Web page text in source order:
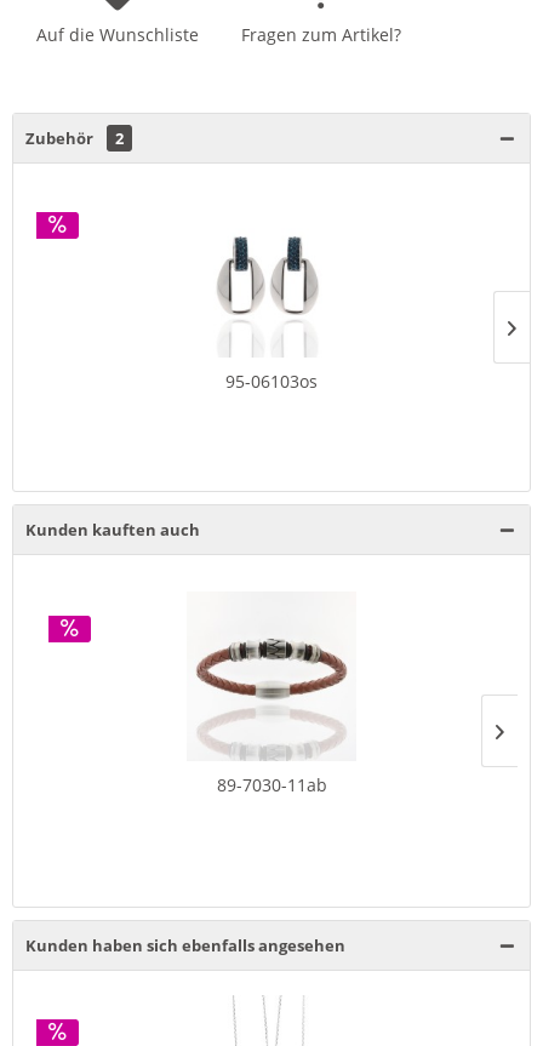
Auf die Wunschliste Fragen zum Artikel?
Zubehör 2
95-06103os
Kunden kauften auch
89-7030-11ab
Kunden haben sich ebenfalls angesehen